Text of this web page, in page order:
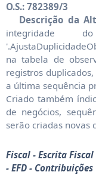
O.S.: 782389/3
Descrição da
integridade
na tabela de
registros
a última sequência
Criado também
de negócios,
serão criadas novas
Fiscal - Escrita
- EFD - Contribuições